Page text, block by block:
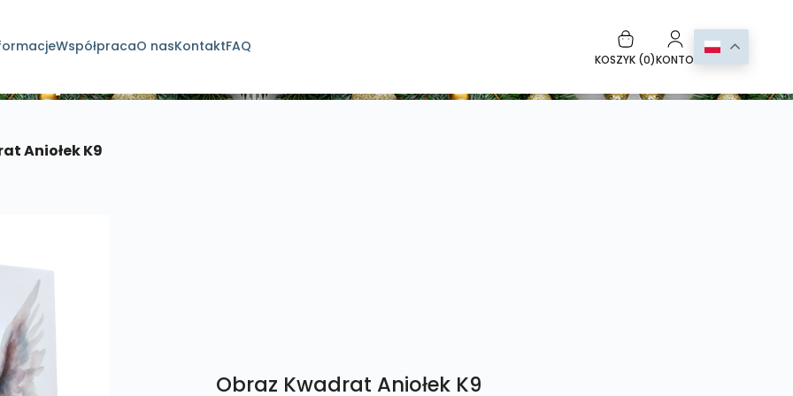
WspółpracaO nasKontaktFAQ
KOSZYK (0)KONTO
Aniołek K9
Obraz Kwadrat Aniołek K9